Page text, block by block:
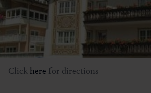
Click here for directions